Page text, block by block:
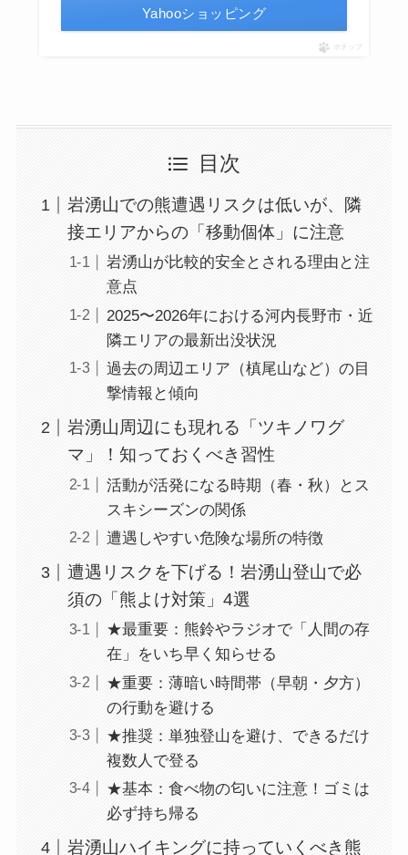
Yahooショッピング
ポチップ
目次
岩湧山での熊遭遇リスクは低いが、隣
接エリアからの「移動個体」に注意
岩湧山が比較的安全とされる理由と注
意点
2025〜2026年における河内長野市・近
隣エリアの最新出没状況
過去の周辺エリア（槙尾山など）の目
撃情報と傾向
岩湧山周辺にも現れる「ツキノワグ
マ」！知っておくべき習性
活動が活発になる時期（春・秋）とス
スキシーズンの関係
遭遇しやすい危険な場所の特徴
遭遇リスクを下げる！岩湧山登山で必
須の「熊よけ対策」4選
★最重要：熊鈴やラジオで「人間の存
在」をいち早く知らせる
★重要：薄暗い時間帯（早朝・夕方）
の行動を避ける
★推奨：単独登山を避け、できるだけ
複数人で登る
★基本：食べ物の匂いに注意！ゴミは
必ず持ち帰る
岩湧山ハイキングに持っていくべき熊